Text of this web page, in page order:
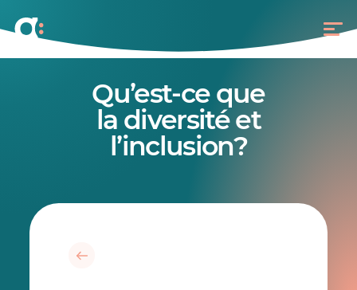
Qu’est-ce que
la diversité et
l’inclusion?